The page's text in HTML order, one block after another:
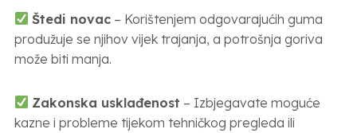
Štedi novac – Korištenjem odgovarajućih guma
produžuje se njihov vijek trajanja, a potrošnja goriva
može biti manja.
Zakonska usklađenost – Izbjegavate moguće
kazne i probleme tijekom tehničkog pregleda ili